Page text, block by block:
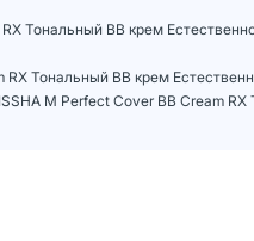
Тональный BB крем
Тональный BB крем
М Perfect Cover BB Cream